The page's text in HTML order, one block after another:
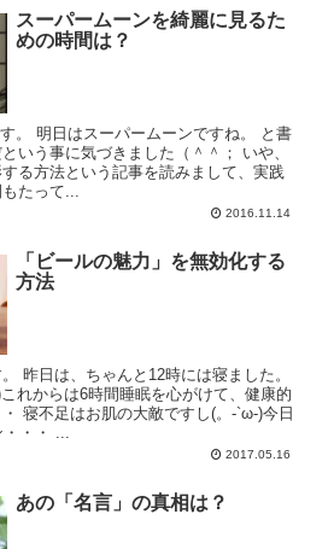
スーパームーンを綺麗に見るた
めの時間は？
。 明日はスーパームーンですね。 と書
いう事に気づきました（＾＾； いや、
る方法という記事を読みまして、実践
たって...
2016.11.14
「ビールの魅力」を無効化する
方法
昨日は、ちゃんと12時には寝ました。
れからは6時間睡眠を心がけて、健康的
寝不足はお肌の大敵ですし(。-`ω-)今日
・・・ ...
2017.05.16
あの「名言」の真相は？